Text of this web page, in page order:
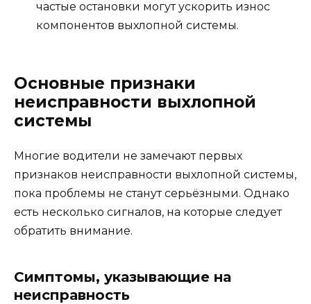
частые остановки могут ускорить износ
компонентов выхлопной системы.
Основные признаки
неисправности выхлопной
системы
Многие водители не замечают первых
признаков неисправности выхлопной системы,
пока проблемы не станут серьёзными. Однако
есть несколько сигналов, на которые следует
обратить внимание.
Симптомы, указывающие на
неисправность